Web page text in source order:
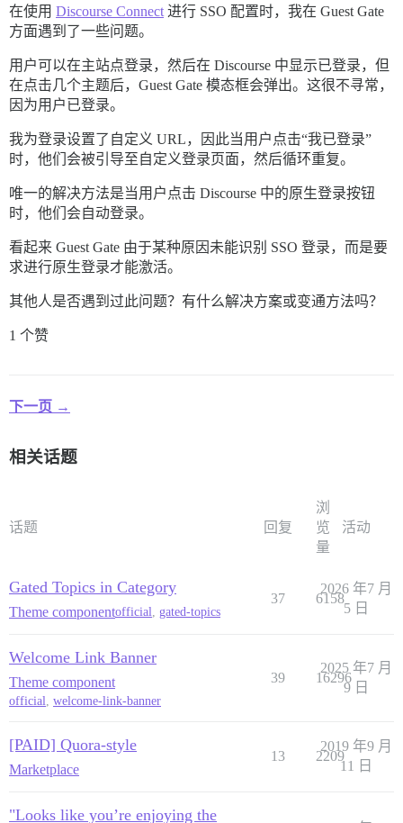
在使用 Discourse Connect 进行 SSO 配置时，我在 Guest Gate
方面遇到了一些问题。
用户可以在主站点登录，然后在 Discourse 中显示已登录，但
在点击几个主题后，Guest Gate 模态框会弹出。这很不寻常，
因为用户已登录。
我为登录设置了自定义 URL，因此当用户点击“我已登录”
时，他们会被引导至自定义登录页面，然后循环重复。
唯一的解决方法是当用户点击 Discourse 中的原生登录按钮
时，他们会自动登录。
看起来 Guest Gate 由于某种原因未能识别 SSO 登录，而是要
求进行原生登录才能激活。
其他人是否遇到过此问题？有什么解决方案或变通方法吗？
1 个赞
下一页 →
相关话题
话题 回复
浏
览
量
活动
Gated Topics in Category
Theme componentofficial, gated-topics
37 6158
2026 年7 月
5 日
Welcome Link Banner
Theme component
official welcome-link-banner
39 16296
2025 年7 月
9 日
[PAID] Quora-style
Marketplace
13 2209
2019 年9 月
11 日
"Looks like you’re enjoying the